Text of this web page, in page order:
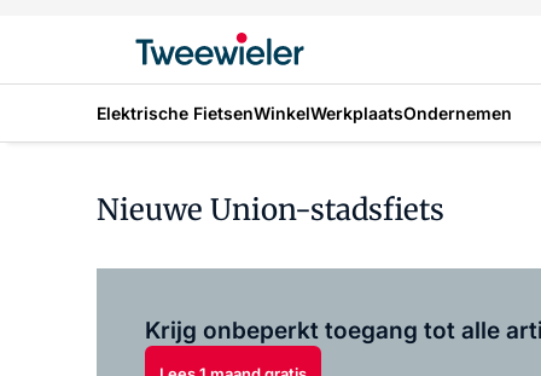
Elektrische FietsenWinkelWerkplaatsOndernemen
Nieuwe Union-stadsfiets
Krijg onbeperkt toegang tot alle